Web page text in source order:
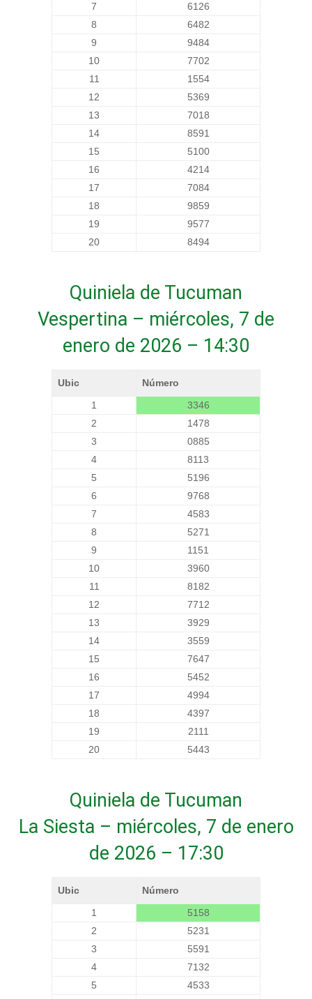
7
6126
8
6482
9
9484
10
7702
11
1554
12
5369
13
7018
14
8591
15
5100
16
4214
17
7084
18
9859
19
9577
20
8494
Quiniela de Tucuman
Vespertina – miércoles, 7 de
enero de 2026 – 14:30
Ubic
Número
1
3346
2
1478
3
0885
4
8113
5
5196
6
9768
7
4583
8
5271
9
1151
10
3960
11
8182
12
7712
13
3929
14
3559
15
7647
16
5452
17
4994
18
4397
19
2111
20
5443
Quiniela de Tucuman
La Siesta – miércoles, 7 de enero
de 2026 – 17:30
Ubic
Número
1
5158
2
5231
3
5591
4
7132
5
4533